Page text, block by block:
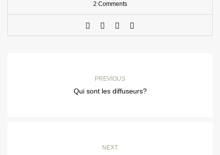
2 Comments
PREVIOUS
Qui sont les diffuseurs?
NEXT